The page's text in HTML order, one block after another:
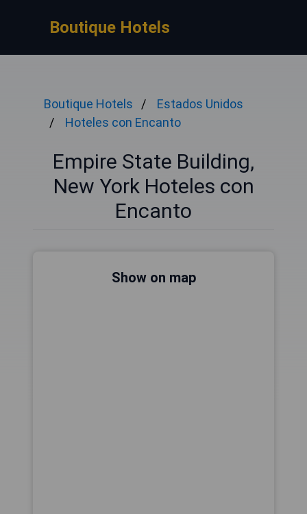
Boutique Hotels
Boutique Hotels
Estados Unidos
Hoteles con Encanto
Empire State Building,
New York Hoteles con
Encanto
Show on map